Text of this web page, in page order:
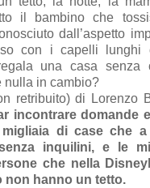
il bambino che
dall’aspetto
con i capelli lunghi
una casa senza
nulla in cambio?
retribuito) di Lorenzo
incontrare domande
di case che a
inquilini, e le
che nella
non hanno un tetto.